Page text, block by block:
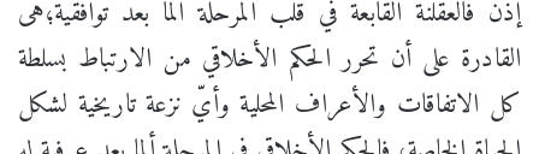
إذن فالعقلنة القابعة في قلب المرحلة الما بعد توافقية؛هى
القادرة على أن تحرر الحكم الأخلاقي من الارتباط بسلطة
كل الاتفاقات والأعراف المحلية وأيّ نزعة تاريخية لشكل